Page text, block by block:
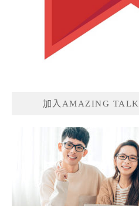
加入AMAZING